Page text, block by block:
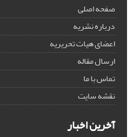
صفحه اصلی
درباره نشریه
اعضای هیات تحریریه
ارسال مقاله
تماس با ما
نقشه سایت
آخرین اخبار